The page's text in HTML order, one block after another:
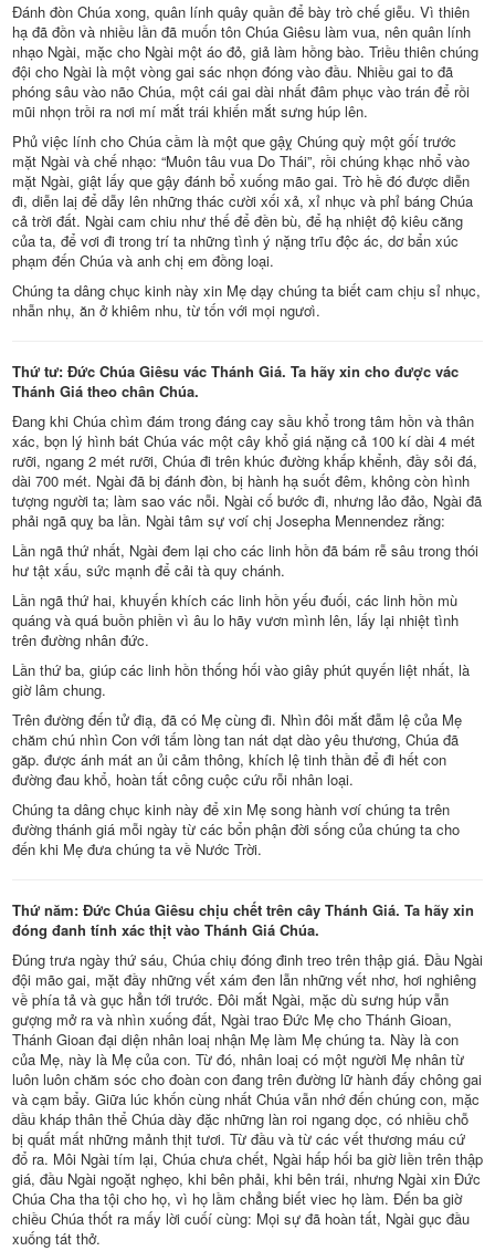
Đánh đòn Chúa xong, quân lính quây quần để bày trò chế giễu. Vì thiên
hạ đã đồn và nhiều lần đã muốn tôn Chúa Giêsu làm vua, nên quân lính
nhạo Ngài, mặc cho Ngài một áo đỏ, giả làm hồng bào. Triều thiên chúng
đội cho Ngài là một vòng gai sác nhọn đóng vào đầu. Nhiều gai to đã
phóng sâu vào não Chúa, một cái gai dài nhất đâm phục vào trán để rồi
mũi nhọn trồi ra nơi mí mắt trái khiến mắt sưng húp lên.
Phủ việc lính cho Chúa cầm là một que gậỵ Chúng quỳ một gốí trước
mặt Ngài và chế nhạo: “Muôn tâu vua Do Thái”, rồi chúng khạc nhổ vào
mặt Ngài, giật lấy que gậy đánh bổ xuống mão gai. Trò hề đó được diễn
đi, diễn laị để dẫy lên những thác cười xối xả, xỉ nhục và phỉ báng Chúa
cả trời đất. Ngài cam chiu như thế để đền bù, để hạ nhiệt độ kiêu căng
của ta, để vơi đi trong trí ta những tình ý nặng trĩu độc ác, dơ bẩn xúc
phạm đến Chúa và anh chị em đồng loại.
Chúng ta dâng chục kinh này xin Mẹ dạy chúng ta biết cam chịu sỉ nhục,
nhẫn nhụ, ăn ở khiêm nhu, từ tốn với mọi ngươì.
Thứ tư: Đức Chúa Giêsu vác Thánh Giá. Ta hãy xin cho được vác
Thánh Giá theo chân Chúa.
Đang khi Chúa chìm đám trong đáng cay sầu khổ trong tâm hồn và thân
xác, bọn lý hình bát Chúa vác một cây khổ giá nặng cả 100 kí dài 4 mét
rưỡi, ngang 2 mét rưỡi, Chúa đi trên khúc đường khấp khểnh, đầy sỏi đá,
dài 700 mét. Ngài đã bị đánh đòn, bị hành hạ suốt đêm, không còn hình
tượng người ta; làm sao vác nỗi. Ngài cố bước đi, nhưng lảo đảo, Ngài đã
phải ngã quỵ ba lần. Ngài tâm sự vơí chị Josepha Mennendez rằng:
Lần ngã thứ nhất, Ngài đem lại cho các linh hồn đã bám rễ sâu trong thói
hư tật xấu, sức mạnh để cải tà quy chánh.
Lần ngã thứ hai, khuyến khích các linh hồn yếu đuối, các linh hồn mù
quáng và quá buồn phiền vì âu lo hãy vươn mình lên, lấy lại nhiệt tình
trên đường nhân đức.
Lần thứ ba, giúp các linh hồn thống hối vào giây phút quyến liệt nhất, là
giờ lâm chung.
Trên đường đến tử điạ, đã có Mẹ cùng đi. Nhìn đôi mắt đẫm lệ của Mẹ
chăm chú nhìn Con với tấm lòng tan nát dạt dào yêu thương, Chúa đã
găp. được ánh mát an ủi cảm thông, khích lệ tinh thần để đi hết con
đường đau khổ, hoàn tất công cuộc cứu rỗi nhân loại.
Chúng ta dâng chục kinh này để xin Mẹ song hành vơí chúng ta trên
đường thánh giá mỗi ngày từ các bổn phận đời sống của chúng ta cho
đến khi Mẹ đưa chúng ta về Nước Trời.
Thứ năm: Đức Chúa Giêsu chịu chết trên cây Thánh Giá. Ta hãy xin
đóng đanh tính xác thịt vào Thánh Giá Chúa.
Đúng trưa ngày thứ sáu, Chúa chiụ đóng đinh treo trên thập giá. Đầu Ngài
đội mão gai, mặt đầy những vết xám đen lẫn những vết nhơ, hơi nghiêng
về phía tả và gục hẳn tới trước. Đôi mắt Ngài, mặc dù sưng húp vẫn
gượng mở ra và nhìn xuống đất, Ngài trao Đức Mẹ cho Thánh Gioan,
Thánh Gioan đại diện nhân loaị nhận Mẹ làm Mẹ chúng ta. Này là con
của Mẹ, này là Mẹ của con. Từ đó, nhân loaị có một người Mẹ nhân từ
luôn luôn chăm sóc cho đoàn con đang trên đường lữ hành đấy chông gai
và cạm bẩy. Giữa lúc khốn cùng nhất Chúa vẫn nhớ đến chúng con, mặc
dầu kháp thân thể Chúa dày đặc những làn roi ngang dọc, có nhiều chỗ
bị quất mất những mảnh thịt tươi. Từ đầu và từ các vết thương máu cứ
đổ ra. Môi Ngài tím lại, Chúa chưa chết, Ngài hấp hối ba giờ liền trên thập
giá, đầu Ngài ngoặt nghẹo, khi bên phải, khi bên trái, nhưng Ngài xin Đức
Chúa Cha tha tội cho họ, vì họ lầm chẳng biết viec họ làm. Đến ba giờ
chiều Chúa thốt ra mấy lời cuốí cùng: Mọi sự đã hoàn tất, Ngài gục đầu
xuống tát thở.